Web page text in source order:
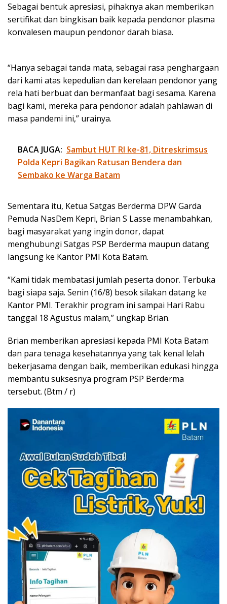
Sebagai bentuk apresiasi, pihaknya akan memberikan
sertifikat dan bingkisan baik kepada pendonor plasma
konvalesen maupun pendonor darah biasa.
“Hanya sebagai tanda mata, sebagai rasa penghargaan
dari kami atas kepedulian dan kerelaan pendonor yang
rela hati berbuat dan bermanfaat bagi sesama. Karena
bagi kami, mereka para pendonor adalah pahlawan di
masa pandemi ini,” urainya.
BACA JUGA: Sambut HUT RI ke-81, Ditreskrimsus
Polda Kepri Bagikan Ratusan Bendera dan
Sembako ke Warga Batam
Sementara itu, Ketua Satgas Berderma DPW Garda
Pemuda NasDem Kepri, Brian S Lasse menambahkan,
bagi masyarakat yang ingin donor, dapat
menghubungi Satgas PSP Berderma maupun datang
langsung ke Kantor PMI Kota Batam.
“Kami tidak membatasi jumlah peserta donor. Terbuka
bagi siapa saja. Senin (16/8) besok silakan datang ke
Kantor PMI. Terakhir program ini sampai Hari Rabu
tanggal 18 Agustus malam,” ungkap Brian.
Brian memberikan apresiasi kepada PMI Kota Batam
dan para tenaga kesehatannya yang tak kenal lelah
bekerjasama dengan baik, memberikan edukasi hingga
membantu suksesnya program PSP Berderma
tersebut. (Btm / r)